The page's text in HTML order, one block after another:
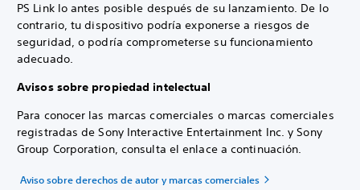
PS Link lo antes posible después de su lanzamiento. De lo
contrario, tu dispositivo podría exponerse a riesgos de
seguridad, o podría comprometerse su funcionamiento
adecuado.
Avisos sobre propiedad intelectual
Para conocer las marcas comerciales o marcas comerciales
registradas de Sony Interactive Entertainment Inc. y Sony
Group Corporation, consulta el enlace a continuación.
Aviso sobre derechos de autor y marcas comerciales